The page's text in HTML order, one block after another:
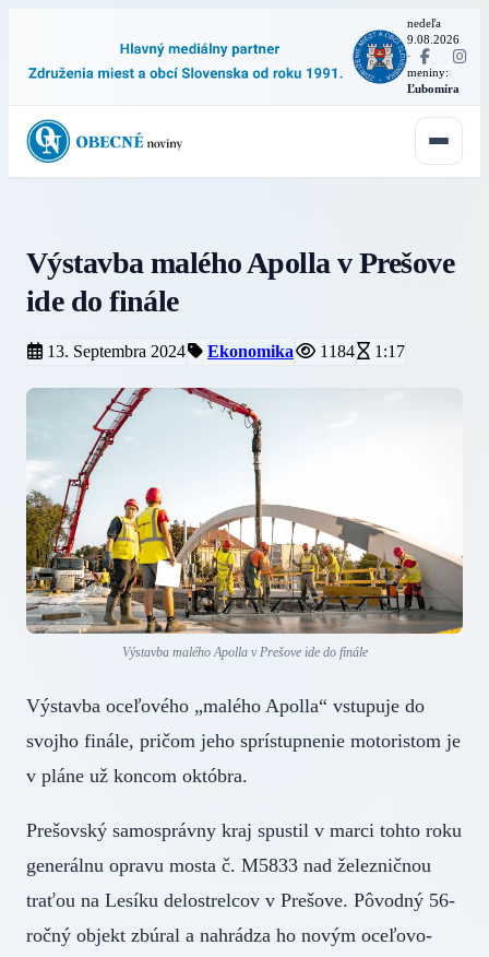
nedeľa
9.08.2026
·
meniny:
Ľubomíra
Výstavba malého Apolla v Prešove
ide do finále
13. Septembra 2024 Ekonomika 1184 1:17
Výstavba malého Apolla v Prešove ide do finále
Výstavba oceľového „malého Apolla“ vstupuje do
svojho finále, pričom jeho sprístupnenie motoristom je
v pláne už koncom októbra.
Prešovský samosprávny kraj spustil v marci tohto roku
generálnu opravu mosta č. M5833 nad železničnou
traťou na Lesíku delostrelcov v Prešove. Pôvodný 56-
ročný objekt zbúral a nahrádza ho novým oceľovo-